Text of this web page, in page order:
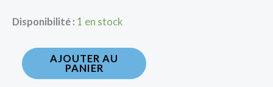
Disponibilité : 1 en stock
AJOUTER AU
PANIER